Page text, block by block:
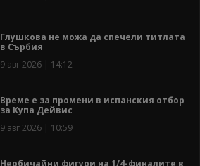
Глушкова не можа да спечели титлата
в Сърбия
9 авг 2026 | 14:12
Време е за промени в испанския отбор
за Купа Дейвис
9 авг 2026 | 10:59
Необичайни фигури на 1/4-финалите в